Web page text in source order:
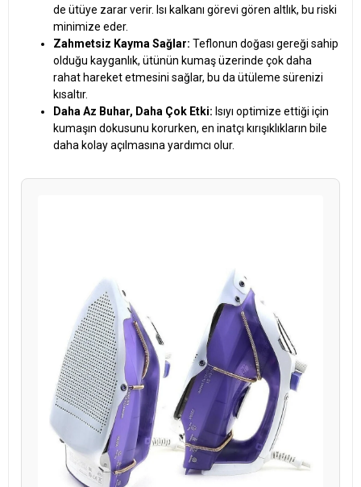
de ütüye zarar verir. Isı kalkanı görevi gören altlık, bu riski
minimize eder.
Zahmetsiz Kayma Sağlar: Teflonun doğası gereği sahip
olduğu kayganlık, ütünün kumaş üzerinde çok daha
rahat hareket etmesini sağlar, bu da ütüleme sürenizi
kısaltır.
Daha Az Buhar, Daha Çok Etki: Isıyı optimize ettiği için
kumaşın dokusunu korurken, en inatçı kırışıklıkların bile
daha kolay açılmasına yardımcı olur.